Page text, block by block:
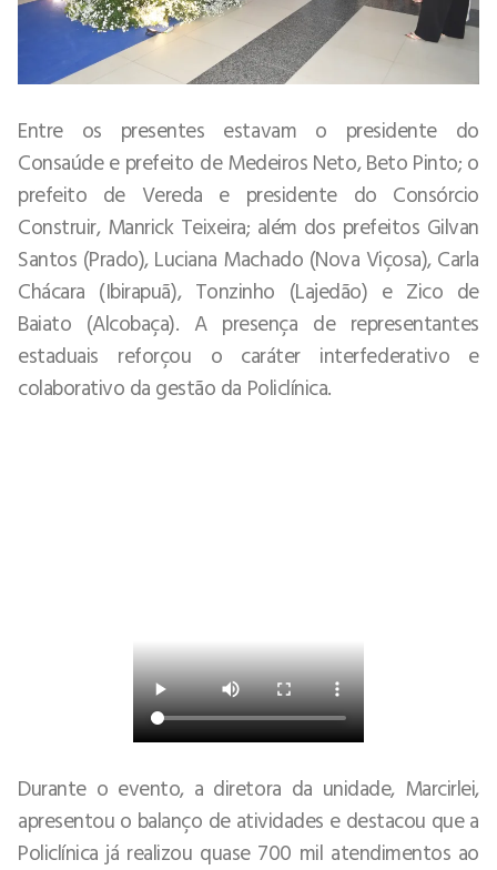
Entre os presentes estavam o presidente do
Consaúde e prefeito de Medeiros Neto, Beto Pinto; o
prefeito de Vereda e presidente do Consórcio
Construir, Manrick Teixeira; além dos prefeitos Gilvan
Santos (Prado), Luciana Machado (Nova Viçosa), Carla
Chácara (Ibirapuã), Tonzinho (Lajedão) e Zico de
Baiato (Alcobaça). A presença de representantes
estaduais reforçou o caráter interfederativo e
colaborativo da gestão da Policlínica.
Durante o evento, a diretora da unidade, Marcirlei,
apresentou o balanço de atividades e destacou que a
Policlínica já realizou quase 700 mil atendimentos ao